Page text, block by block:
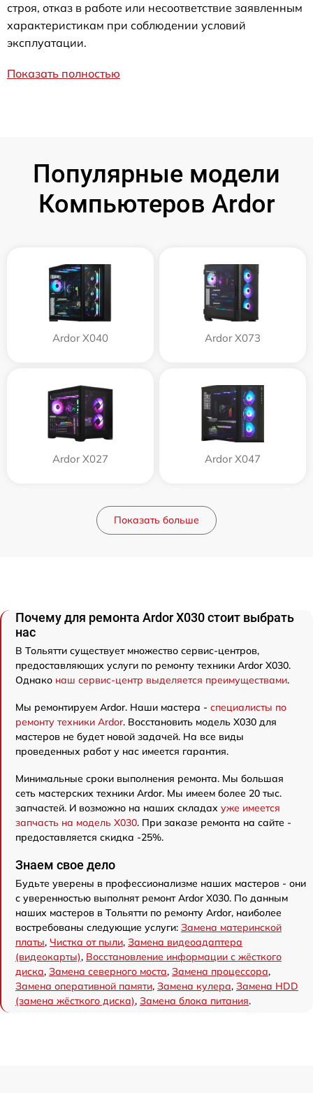
строя, отказ в работе или несоответствие заявленным
характеристикам при соблюдении условий
эксплуатации.
Показать полностью
Популярные модели
Компьютеров Ardor
Ardor X040 Ardor X073
Ardor X027 Ardor X047
Показать больше
Почему для ремонта Ardor X030 стоит выбрать
нас
В Тольятти существует множество сервис-центров,
предоставляющих услуги по ремонту техники Ardor X030.
Однако наш сервис-центр выделяется преимуществами.
Мы ремонтируем Ardor. Наши мастера - специалисты по
ремонту техники Ardor. Восстановить модель X030 для
мастеров не будет новой задачей. На все виды
проведенных работ у нас имеется гарантия.
Минимальные сроки выполнения ремонта. Мы большая
сеть мастерских техники Ardor. Мы имеем более 20 тыс.
запчастей. И возможно на наших складах уже имеется
запчасть на модель X030. При заказе ремонта на сайте -
предоставляется скидка -25%.
Знаем свое дело
Будьте уверены в профессионализме наших мастеров - они
с уверенностью выполнят ремонт Ardor X030. По данным
наших мастеров в Тольятти по ремонту Ardor, наиболее
востребованы следующие услуги: Замена материнской
платы, Чистка от пыли, Замена видеоадаптера
(видеокарты), Восстановление информации с жёсткого
диска, Замена северного моста, Замена процессора,
Замена оперативной памяти, Замена кулера, Замена HDD
(замена жёсткого диска), Замена блока питания.